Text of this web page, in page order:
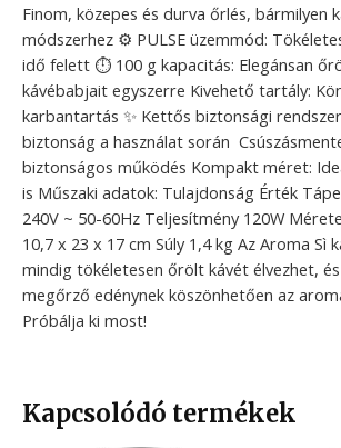
Finom, közepes és durva őrlés, bármilyen
módszerhez ⚙️ PULSE üzemmód:
idő felett ⏱️ 100 g kapacitás: Elegánsan
kávébabjait egyszerre Kivehető tartály:
karbantartás ✨ Kettős biztonsági
biztonság a használat során
biztonságos működés Kompakt méret:
is Műszaki adatok: Tulajdonság Érték
240V ~ 50-60Hz Teljesítmény 120W
10,7 x 23 x 17 cm Súly 1,4 kg Az Aroma Sì
mindig tökéletesen őrölt kávét élvezhet,
megőrző edénynek köszönhetően az
Próbálja ki most!
Kapcsolódó termékek